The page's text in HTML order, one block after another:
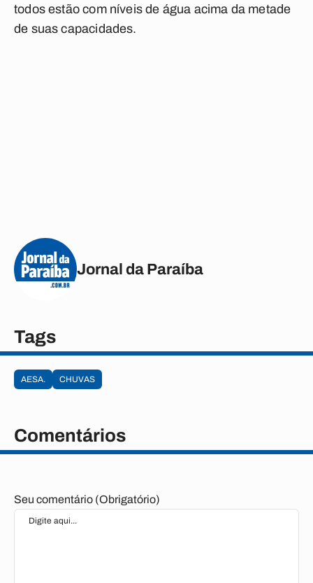
todos estão com níveis de água acima da metade
de suas capacidades.
Jornal da Paraíba
Tags
AESA. CHUVAS
Comentários
Seu comentário (Obrigatório)